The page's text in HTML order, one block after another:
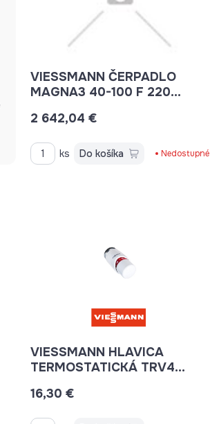
VIESSMANN ČERPADLO
MAGNA3 40-100 F 220
2 642,04 €
ks Do košíka Nedostupné
VIESSMANN HLAVICA
TERMOSTATICKÁ TRV4
16,30 €